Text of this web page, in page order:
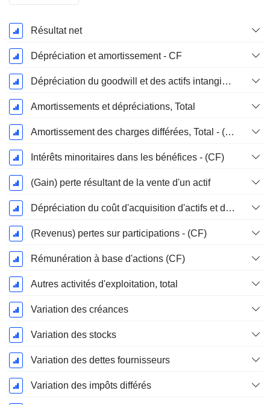
Période
Fiscale:
Décembre
Résultat net
Dépréciation et amortissement - CF
Dépréciation du goodwill et des actifs intangibles
Amortissements et dépréciations, Total
Amortissement des charges différées, Total - (CF)
Intérêts minoritaires dans les bénéfices - (CF)
(Gain) perte résultant de la vente d'un actif
Dépréciation du coût d'acquisition d'actifs et dépenses de restructuration
(Revenus) pertes sur participations - (CF)
Rémunération à base d'actions (CF)
Autres activités d'exploitation, total
Variation des créances
Variation des stocks
Variation des dettes fournisseurs
Variation des impôts différés